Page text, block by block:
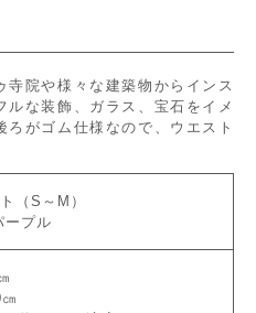
寺院や様々な建築物からインス
ルな装飾、ガラス、宝石をイメ
がゴム仕様なので、ウエスト
（S～M）
ープル